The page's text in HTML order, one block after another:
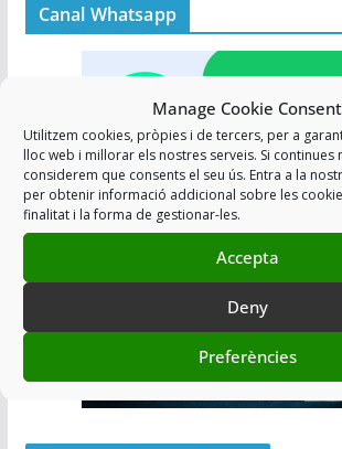
Manage Cookie Consent
Utilitzem cookies, pròpies i de tercers, per a
lloc web i millorar els nostres serveis. Si continues
considerem que consents el seu ús. Entra a la
per obtenir informació addicional sobre les
finalitat i la forma de gestionar-les.
Accepta
Deny
Preferències
Canal Whatsapp